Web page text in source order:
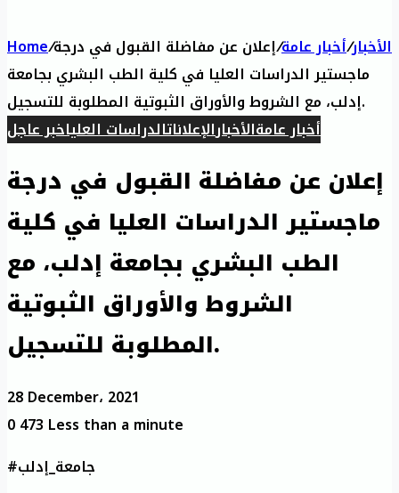
Home/ الأخبار/أخبار عامة/إعلان عن مفاضلة القبول في درجة
ماجستير الدراسات العليا في كلية الطب البشري بجامعة
إدلب، مع الشروط والأوراق الثبوتية المطلوبة للتسجيل.
أخبار عامةالأخبارالإعلاناتالدراسات العلياخبر عاجل
إعلان عن مفاضلة القبول في درجة
ماجستير الدراسات العليا في كلية
الطب البشري بجامعة إدلب، مع
الشروط والأوراق الثبوتية
المطلوبة للتسجيل.
28 December، 2021
0473 Less than a minute
#جامعة_إدلب